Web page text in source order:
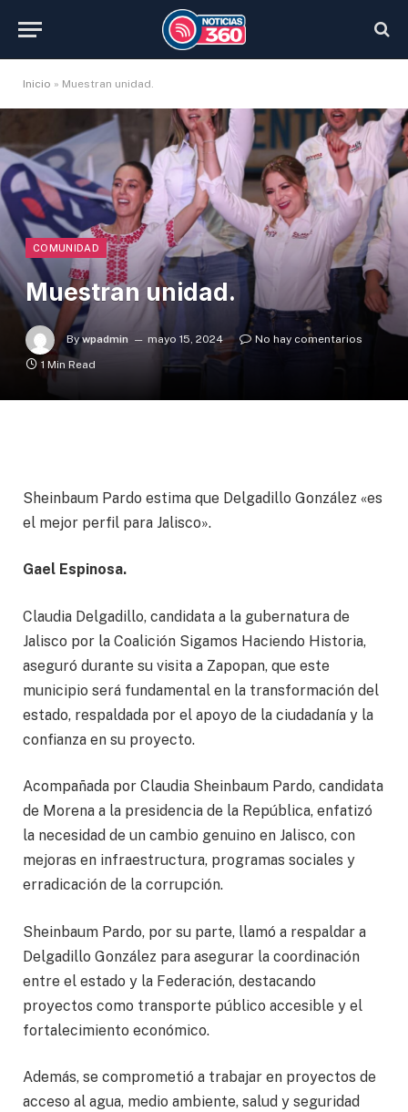
Inicio » Muestran unidad.
COMUNIDAD
Muestran unidad.
By wpadmin mayo 15, 2024
No hay comentarios
1 Min Read
Sheinbaum Pardo estima que Delgadillo González «es
el mejor perfil para Jalisco».
Gael Espinosa.
Claudia Delgadillo, candidata a la gubernatura de
Jalisco por la Coalición Sigamos Haciendo Historia,
aseguró durante su visita a Zapopan, que este
municipio será fundamental en la transformación del
estado, respaldada por el apoyo de la ciudadanía y la
confianza en su proyecto.
Acompañada por Claudia Sheinbaum Pardo, candidata
de Morena a la presidencia de la República, enfatizó
la necesidad de un cambio genuino en Jalisco, con
mejoras en infraestructura, programas sociales y
erradicación de la corrupción.
Sheinbaum Pardo, por su parte, llamó a respaldar a
Delgadillo González para asegurar la coordinación
entre el estado y la Federación, destacando
proyectos como transporte público accesible y el
fortalecimiento económico.
Además, se comprometió a trabajar en proyectos de
acceso al agua, medio ambiente, salud y seguridad